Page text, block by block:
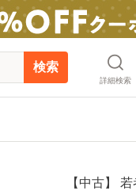
検索
詳細検索
【中古】